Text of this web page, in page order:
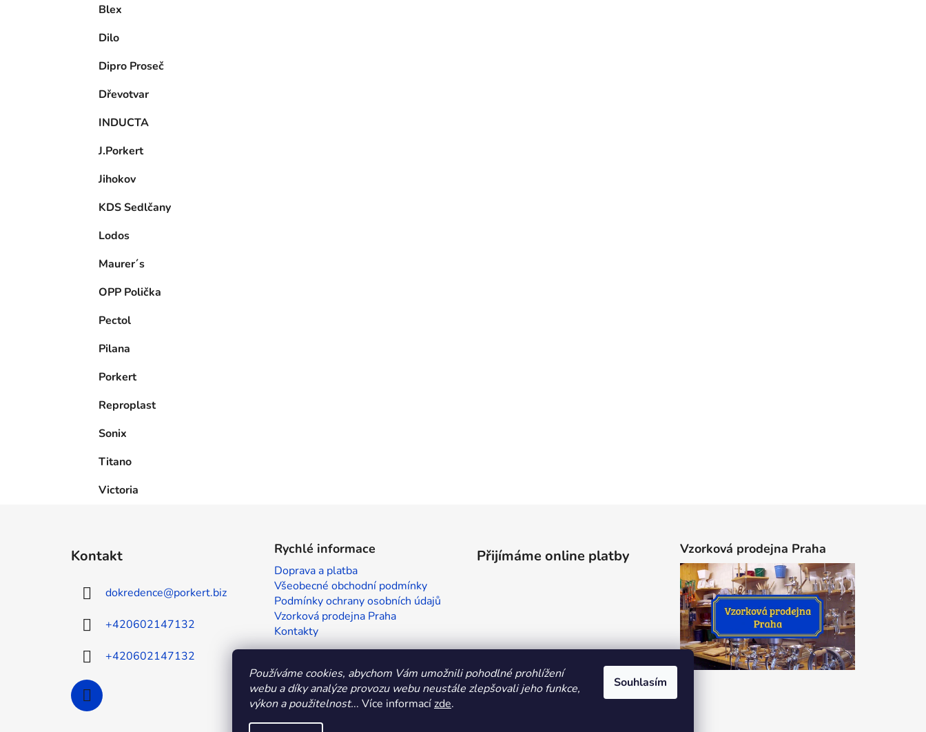
Používáme cookies, abychom Vám umožnili pohodlné prohlížení
webu a díky analýze provozu webu neustále zlepšovali jeho funkce,
výkon a použitelnost... Více informacízde.
Souhlasím
Blex
Dilo
Dipro Proseč
Dřevotvar
INDUCTA
J.Porkert
Jihokov
KDS Sedlčany
Lodos
Maurer´s
OPP Polička
Pectol
Pilana
Porkert
Reproplast
Sonix
Titano
Victoria
Kontakt
dokredence@porkert.biz
+420602147132
+420602147132
Rychlé informace
Doprava a platba
Všeobecné obchodní podmínky
Podmínky ochrany osobních údajů
Vzorková prodejna Praha
Kontakty
Přijímáme online platby Vzorková prodejna Praha